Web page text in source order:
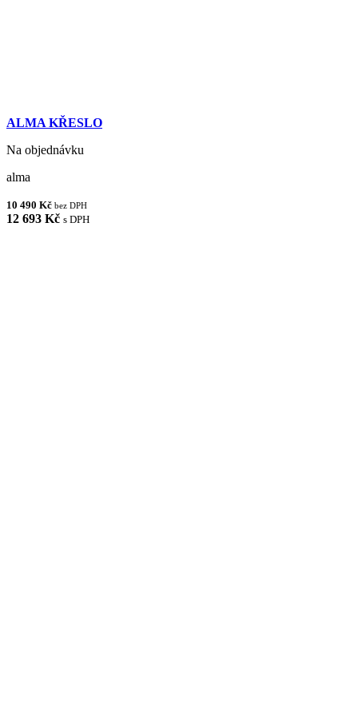
ALMA KŘESLO
Na objednávku
alma
10 490 Kč bez DPH
12 693 Kč s DPH